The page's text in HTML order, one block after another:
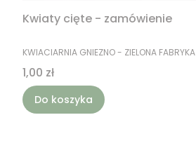
Kwiaty cięte - zamówienie
PRODUCENT
KWIACIARNIA GNIEZNO - ZIELONA FABRYKA
Cena
1,00 zł
Do koszyka